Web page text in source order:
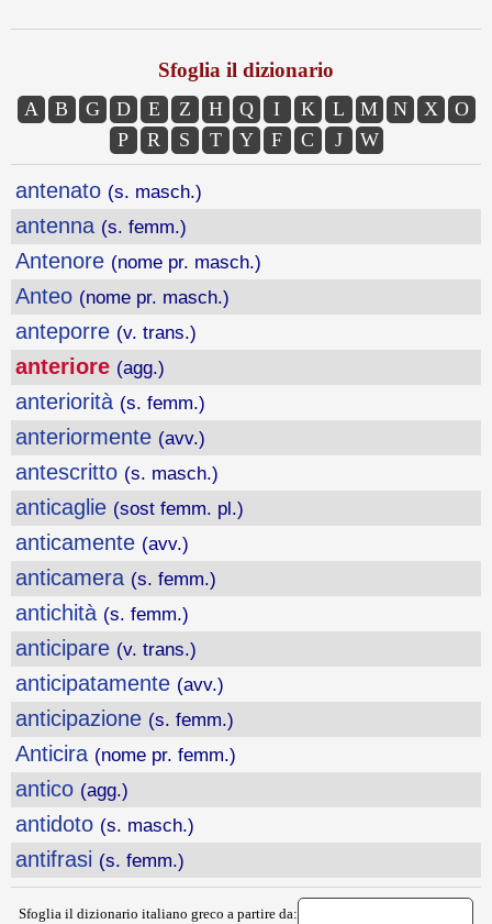
Sfoglia il dizionario
A B G D E Z H Q I K L M N X
O
P
R S T Y F C J W
antenato (s. masch.)
antenna (s. femm.)
Antenore (nome pr. masch.)
Anteo (nome pr. masch.)
anteporre (v. trans.)
anteriore (agg.)
anteriorità (s. femm.)
anteriormente (avv.)
antescritto (s. masch.)
anticaglie (sost femm. pl.)
anticamente (avv.)
anticamera (s. femm.)
antichità (s. femm.)
anticipare (v. trans.)
anticipatamente (avv.)
anticipazione (s. femm.)
Anticira (nome pr. femm.)
antico (agg.)
antidoto (s. masch.)
antifrasi (s. femm.)
Sfoglia il dizionario italiano greco a partire da: